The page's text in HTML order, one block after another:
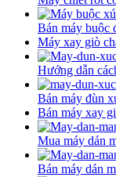
Bán máy buộc
Máy xay giò
Hướng dẫn
Bán máy đùn
Bán máy xay
Mua máy dán
Bán máy dán